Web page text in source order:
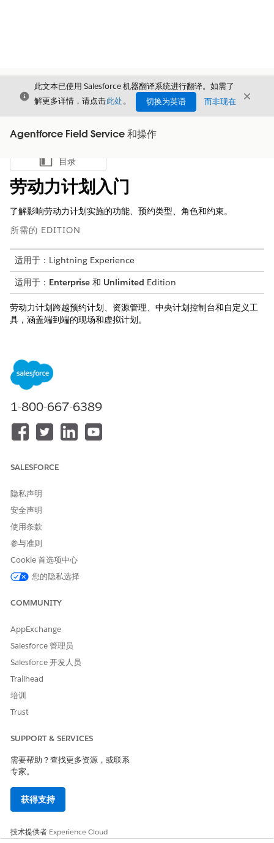
关闭
此文本已使用 Salesforce 机器翻译系统进行翻译。如需了
解更多详情，请点击此处。 切换为英语 而非现在 关闭
Agentforce Field Service 和操作
显示目录
目录
劳动力计划入门
了解影响劳动力计划实施的功能、预约类型、角色和约束。
所需的 EDITION
适用于：Lightning Experience
适用于： Enterprise 和 Unlimited Edition
劳动力计划跨越预约计划、资源管理、中央计划控制台和自定义工
具，涵盖端到端的现场和虚拟计划。
跨多个渠道和预约类型计划预约。通过入站计划，客户可以通过
Experience Cloud 等站点创建预约。通过出站计划，团队可以代表
客户创建预约。劳动力计划包含这些功能。
服务预约：创建、重新计划、取消、修改和删除与工作类型和服
务区域绑定的服务预约。
交互计划
：对于公共部门用例，计划、重新安排和取消现场和虚
多资源预约
配置服务资源、区域和工作类型，以匹配企业的员工结构。
服务区域
服务资源：管理员工，包括技能、技能水平和可用性窗口。
工作类型 ：定义团队执行的工作类型，包括预计持续时间和所需
技能。
为主管和经理提供计划活动的集中视图。
在表格视图中查看预约计划和资源可用性。
监控工作量、时间表和团队容量。
WhatsApp 设置预约更改通知。
劳动力计划中的角色
了解管理员、服务资源和其他角色可以在劳动力计划中执行的操
作。
查看使用劳动力计划的注意事项，并了解支持的预约类型。
1-800-667-6389
SALESFORCE
隐私声明
安全声明
使用条款
参与准则
Cookie 首选项中心
您的隐私选择
COMMUNITY
AppExchange
Salesforce 管理员
Salesforce 开发人员
Trailhead
培训
Trust
SUPPORT & SERVICES
需要帮助？查找更多资源，或联系
专家。
获得支持
技术提供者 Experience Cloud